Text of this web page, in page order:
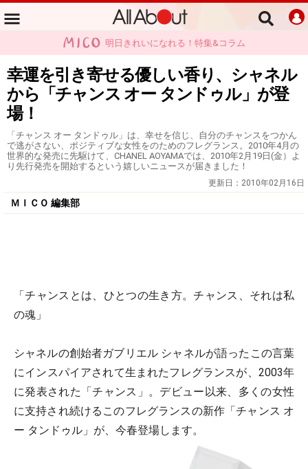
明日きれいになれる！特集&コラム
幸運を引き寄せる優しい香り、シャネル
から「チャンス オー タンドゥル」が登
場！
「チャンス オー タンドゥル」は、幸せを信じ、自分のチャンスをつかん
で逃がさない、ポジティブな女性をのためのフレグランス。2010年4月の
世界的な発売に先駆けて、CHANEL AOYAMAでは、2010年2月19日(金）よ
り先行発売を開始するという嬉しいニュースが届きました！
更新日： 2010年02月16日
ＭＩＣＯ 編集部
「チャンスとは、ひとつの生き方。チャンス、それは私
の魂」
シャネルの創始者ガブリエル シャネルが語ったこの言葉
にインスパイアされて生まれたフレグランスが、2003年
に発表された「チャンス」。デビュー以来、多くの女性
に支持され続けるこのフレグランスの新作「チャンス オ
ー タンドゥル」が、今春登場します。